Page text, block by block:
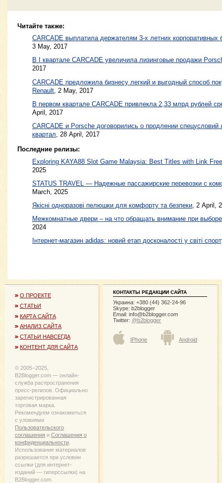
Читайте также:
CARCADE выплатила держателям 3-х летних корпоративных
3 May, 2017
В I квартале CARCADE увеличила лизинговые продажи
2017
CARCADE предложила бизнесу легкий и выгодный способ
Renault 2 May, 2017
В первом квартале CARCADE привлекла 2,33 млрд рублей
April, 2017
CARCADE и Porsche договорились о продлении спецусловий
квартал, 28 April, 2017
Последние релизы:
Exploring KAYA88 Slot Game Malaysia: Best Titles with Link
2025
STATUS TRAVEL — Надежные пассажирские перевозки с
March, 2025
Якісні одноразові пелюшки для комфорту та безпеки , 2 April,
Межкомнатные двери – на что обращать внимание при
2024
Інтернет-магазин adidas: новий етап досконалості у світі
О ПРОЕКТЕ
СТАТЬИ
КАРТА САЙТА
АНАЛИЗ САЙТА
СТАТЬИ НАВСЕГДА
КОНТЕНТ ДЛЯ САЙТА
© 2005−2025,
B2Blogger.com — онлайн-
служба распространения
пресс-релизов. Официально
зарегистрированная
торговая марка.
Рекомендуем ознакомиться
с уловиями
Пользовательского
соглашения и Соглашения о
конфиденциальности
Использование материалов
разрешается при условии
ссылки (для интернет-
изданий — гиперссылки) на
B2Blogger.com.
КОНТАКТЫ РЕДАКЦИИ САЙТА
Украина: +380 (44) 362-24-96
Skype: b2blogger
Email: info@b2blogger.com
Twitter: @b2blogger
IPhone Android